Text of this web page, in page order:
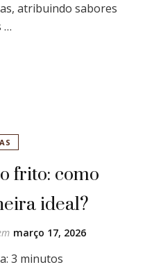
atribuindo sabores
…
frito: como
ideal?
março 17, 2026
3 minutos